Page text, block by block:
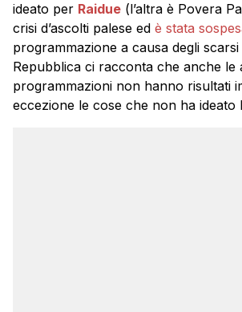
ideato per Raidue (l’altra è Povera
crisi d’ascolti palese ed è stata
programmazione a causa degli scarsi
Repubblica ci racconta che anche le
programmazioni non hanno risultati
eccezione le cose che non ha ideato